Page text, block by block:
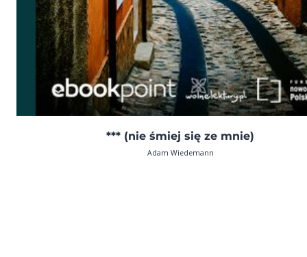
*** (nie śmiej się ze mnie)
Adam Wiedemann